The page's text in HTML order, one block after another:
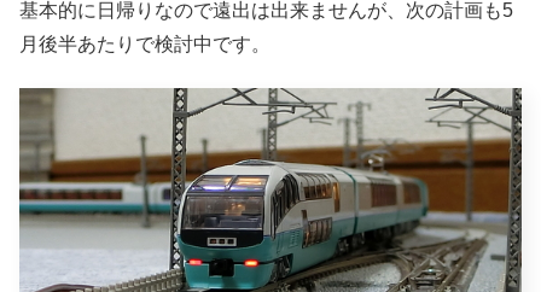
基本的に日帰りなので遠出は出来ませんが、次の計画も5
月後半あたりで検討中です。